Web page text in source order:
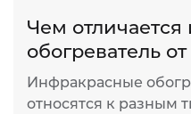
Чем
обогреватель
Инфракрасные
относятся к разным